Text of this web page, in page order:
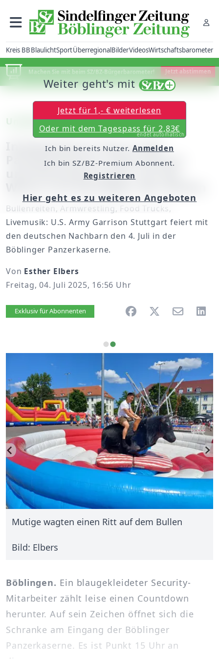
Kreis BBBlaulichtSportÜberregionalBilderVideosWirtschaftsbarometer
Machen Sie mit beim SZ/BZ-Bürgerbarometer! Jetzt abstimmen
Unabhängigkeitsfeier in Böblingen
Independence Day in der
Panzerkaserne: Amerikaner
und Deutsche essen um die
Bullenreiten, Armwrestling, Food Trucks,
Livemusik: U.S. Army Garrison Stuttgart feiert mit
den deutschen Nachbarn den 4. Juli in der
Böblinger Panzerkaserne.
Von Esther Elbers
Freitag, 04. Juli 2025, 16:56 Uhr
Artikel vorlesen
Exklusiv für Abonnenten
Mutige wagten einen Ritt auf dem Bullen
Bild: Elbers
Böblingen. Ein blaugekleideter Security-
Mitarbeiter zählt leise einen Countdown
herunter. Auf sein Zeichen öffnet sich die
Schranke am Eingang der Böblinger
Panzerkaserne. Es ist Punkt 15 Uhr an
Weiter geht's mit
Jetzt für 1,- € weiterlesen
Oder mit dem Tagespass für 2,83€
endet automatisch
Ich bin bereits Nutzer. Anmelden
Ich bin SZ/BZ-Premium Abonnent.
Registrieren
Hier geht es zu weiteren Angeboten